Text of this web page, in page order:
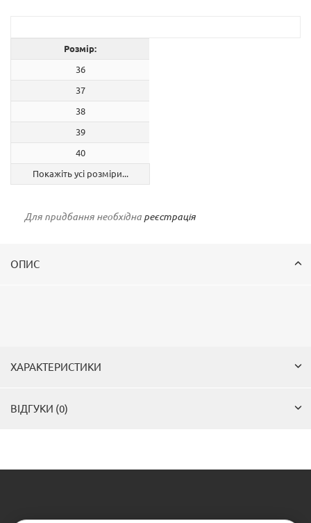
Розмір:
36
37
38
39
40
Покажіть усі розміри...
Для придбання необхідна реєстрація
ОПИС
ХАРАКТЕРИСТИКИ
ВІДГУКИ (0)